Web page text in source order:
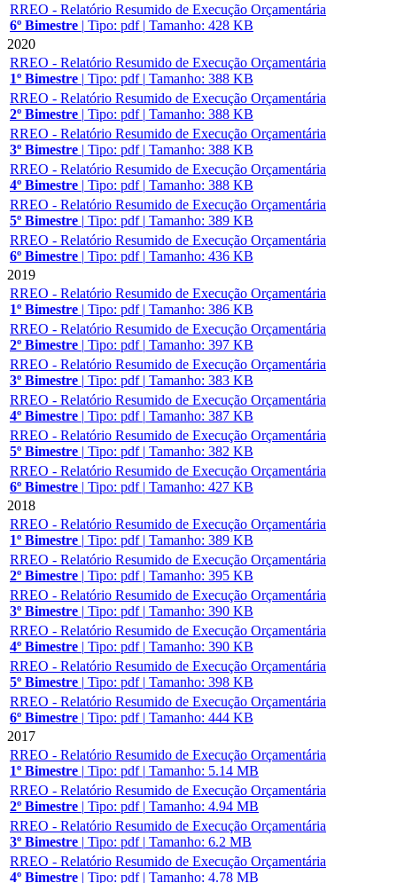
RREO - Relatório Resumido de Execução Orçamentária
6º Bimestre | Tipo: pdf | Tamanho: 428 KB
2020
RREO - Relatório Resumido de Execução Orçamentária
1º Bimestre | Tipo: pdf | Tamanho: 388 KB
RREO - Relatório Resumido de Execução Orçamentária
2º Bimestre | Tipo: pdf | Tamanho: 388 KB
RREO - Relatório Resumido de Execução Orçamentária
3º Bimestre | Tipo: pdf | Tamanho: 388 KB
RREO - Relatório Resumido de Execução Orçamentária
4º Bimestre | Tipo: pdf | Tamanho: 388 KB
RREO - Relatório Resumido de Execução Orçamentária
5º Bimestre | Tipo: pdf | Tamanho: 389 KB
RREO - Relatório Resumido de Execução Orçamentária
6º Bimestre | Tipo: pdf | Tamanho: 436 KB
2019
RREO - Relatório Resumido de Execução Orçamentária
1º Bimestre | Tipo: pdf | Tamanho: 386 KB
RREO - Relatório Resumido de Execução Orçamentária
2º Bimestre | Tipo: pdf | Tamanho: 397 KB
RREO - Relatório Resumido de Execução Orçamentária
3º Bimestre | Tipo: pdf | Tamanho: 383 KB
RREO - Relatório Resumido de Execução Orçamentária
4º Bimestre | Tipo: pdf | Tamanho: 387 KB
RREO - Relatório Resumido de Execução Orçamentária
5º Bimestre | Tipo: pdf | Tamanho: 382 KB
RREO - Relatório Resumido de Execução Orçamentária
6º Bimestre | Tipo: pdf | Tamanho: 427 KB
2018
RREO - Relatório Resumido de Execução Orçamentária
1º Bimestre | Tipo: pdf | Tamanho: 389 KB
RREO - Relatório Resumido de Execução Orçamentária
2º Bimestre | Tipo: pdf | Tamanho: 395 KB
RREO - Relatório Resumido de Execução Orçamentária
3º Bimestre | Tipo: pdf | Tamanho: 390 KB
RREO - Relatório Resumido de Execução Orçamentária
4º Bimestre | Tipo: pdf | Tamanho: 390 KB
RREO - Relatório Resumido de Execução Orçamentária
5º Bimestre | Tipo: pdf | Tamanho: 398 KB
RREO - Relatório Resumido de Execução Orçamentária
6º Bimestre | Tipo: pdf | Tamanho: 444 KB
2017
RREO - Relatório Resumido de Execução Orçamentária
1º Bimestre | Tipo: pdf | Tamanho: 5.14 MB
RREO - Relatório Resumido de Execução Orçamentária
2º Bimestre | Tipo: pdf | Tamanho: 4.94 MB
RREO - Relatório Resumido de Execução Orçamentária
3º Bimestre | Tipo: pdf | Tamanho: 6.2 MB
RREO - Relatório Resumido de Execução Orçamentária
4º Bimestre | Tipo: pdf | Tamanho: 4.78 MB